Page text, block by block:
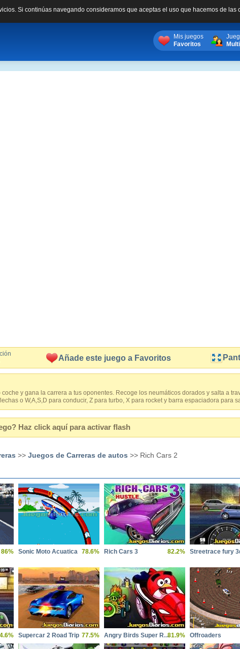
Si continúas navegando consideramos que aceptas el uso que hacemos de las
Mis juegos
Favoritos
Añade este juego a Favoritos
y gana la carrera a tus oponentes. Recoge los neumáticos dorados y salta a
o W,A,S,D para conducir, Z para turbo, X para rocket y barra espaciadora para
Haz click aquí para activar flash
>> Juegos de Carreras de autos >> Rich Cars 2
86% Sonic Moto Acuatica 78.6% Rich Cars 3 82.2% Streetrace fury
Supercar 2 Road Trip 77.5% Angry Birds Super Race81.9% Offroaders